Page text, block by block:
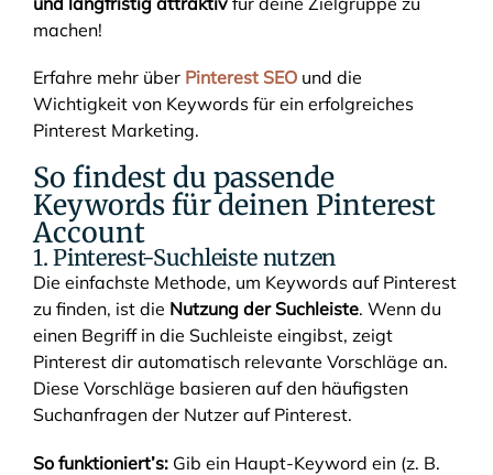
machen!
Erfahre mehr über Pinterest SEO und die
Wichtigkeit von Keywords für ein erfolgreiches
Pinterest Marketing.
So findest du passende
Keywords für deinen Pinterest
Account
1. Pinterest-Suchleiste nutzen
Die einfachste Methode, um Keywords auf Pinterest
zu finden, ist die Nutzung der Suchleiste. Wenn du
einen Begriff in die Suchleiste eingibst, zeigt
Pinterest dir automatisch relevante Vorschläge an.
Diese Vorschläge basieren auf den häufigsten
Suchanfragen der Nutzer auf Pinterest.
So funktioniert’s: Gib ein Haupt-Keyword ein (z. B.